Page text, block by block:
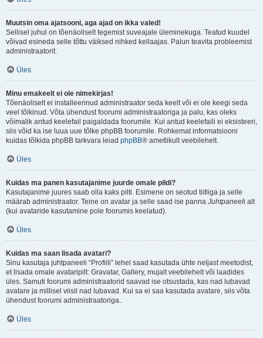
Muutsin oma ajatsooni, aga ajad on ikka valed!
Sellisel juhul on tõenäoliselt tegemist suveajale üleminekuga. Teatud kuudel
võivad esineda selle tõttu väiksed nihked kellaajas. Palun teavita probleemist
administraatorit.
Üles
Minu emakeelt ei ole nimekirjas!
Tõenäoliselt ei installeerinud administraator seda keelt või ei ole keegi seda
veel tõlkinud. Võta ühendust foorumi administraatoriga ja palu, kas oleks
võimalik antud keelefail paigaldada foorumile. Kui antud keelefaili ei eksisteeri,
siis võid ka ise luua uue tõlke phpBB foorumile. Rohkemat informatsiooni
kuidas tõlkida phpBB tarkvara leiad phpBB® ametlikult veebilehelt.
Üles
Kuidas ma panen kasutajanime juurde omale pildi?
Kasutajanime juures saab olla kaks pilti. Esimene on seotud tiitliga ja selle
määrab administraator. Teine on avatar ja selle saad ise panna Juhtpaneeli alt
(kui avataride kasutamine pole foorumis keelatud).
Üles
Kuidas ma saan lisada avatari?
Sinu kasutaja juhtpaneeli “Profiili” lehel saad kasutada ühte neljast meetodist,
et lisada omale avataripilt: Gravatar, Gallery, mujalt veebilehelt või laadides
üles. Samuti foorumi administraatorid saavad ise otsustada, kas nad lubavad
avatare ja millisel viisil nad lubavad. Kui sa ei saa kasutada avatare, siis võta
ühendust foorumi administraatoriga..
Üles